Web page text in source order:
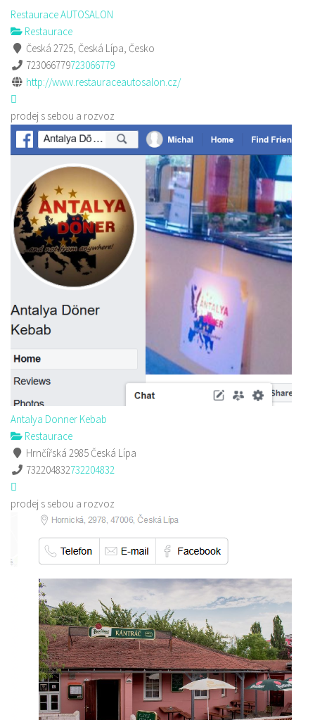
Restaurace AUTOSALON
Restaurace
Česká 2725, Česká Lípa, Česko
723066779723066779
http://www.restauraceautosalon.cz/
prodej s sebou a rozvoz
Antalya Donner Kebab
Restaurace
Hrnčířská 2985 Česká Lípa
732204832732204832
prodej s sebou a rozvoz